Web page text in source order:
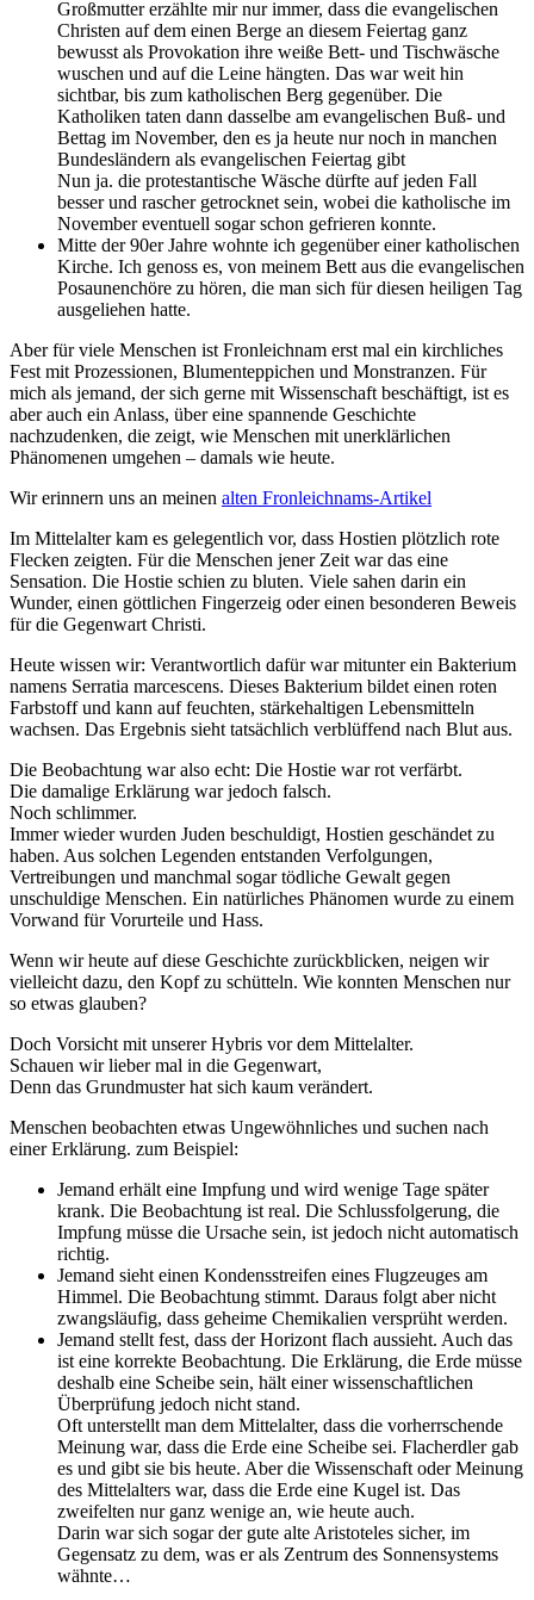
Großmutter erzählte mir nur immer, dass die evangelischen
Christen auf dem einen Berge an diesem Feiertag ganz
bewusst als Provokation ihre weiße Bett- und Tischwäsche
wuschen und auf die Leine hängten. Das war weit hin
sichtbar, bis zum katholischen Berg gegenüber. Die
Katholiken taten dann dasselbe am evangelischen Buß- und
Bettag im November, den es ja heute nur noch in manchen
Bundesländern als evangelischen Feiertag gibt
Nun ja. die protestantische Wäsche dürfte auf jeden Fall
besser und rascher getrocknet sein, wobei die katholische im
November eventuell sogar schon gefrieren konnte.
Mitte der 90er Jahre wohnte ich gegenüber einer katholischen
Kirche. Ich genoss es, von meinem Bett aus die evangelischen
Posaunenchöre zu hören, die man sich für diesen heiligen Tag
ausgeliehen hatte.
Aber für viele Menschen ist Fronleichnam erst mal ein kirchliches
Fest mit Prozessionen, Blumenteppichen und Monstranzen. Für
mich als jemand, der sich gerne mit Wissenschaft beschäftigt, ist es
aber auch ein Anlass, über eine spannende Geschichte
nachzudenken, die zeigt, wie Menschen mit unerklärlichen
Phänomenen umgehen – damals wie heute.
Wir erinnern uns an meinen alten Fronleichnams-Artikel
Im Mittelalter kam es gelegentlich vor, dass Hostien plötzlich rote
Flecken zeigten. Für die Menschen jener Zeit war das eine
Sensation. Die Hostie schien zu bluten. Viele sahen darin ein
Wunder, einen göttlichen Fingerzeig oder einen besonderen Beweis
für die Gegenwart Christi.
Heute wissen wir: Verantwortlich dafür war mitunter ein Bakterium
namens Serratia marcescens. Dieses Bakterium bildet einen roten
Farbstoff und kann auf feuchten, stärkehaltigen Lebensmitteln
wachsen. Das Ergebnis sieht tatsächlich verblüffend nach Blut aus.
Die Beobachtung war also echt: Die Hostie war rot verfärbt.
Die damalige Erklärung war jedoch falsch.
Noch schlimmer.
Immer wieder wurden Juden beschuldigt, Hostien geschändet zu
haben. Aus solchen Legenden entstanden Verfolgungen,
Vertreibungen und manchmal sogar tödliche Gewalt gegen
unschuldige Menschen. Ein natürliches Phänomen wurde zu einem
Vorwand für Vorurteile und Hass.
Wenn wir heute auf diese Geschichte zurückblicken, neigen wir
vielleicht dazu, den Kopf zu schütteln. Wie konnten Menschen nur
so etwas glauben?
Doch Vorsicht mit unserer Hybris vor dem Mittelalter.
Schauen wir lieber mal in die Gegenwart,
Denn das Grundmuster hat sich kaum verändert.
Menschen beobachten etwas Ungewöhnliches und suchen nach
einer Erklärung. zum Beispiel:
Jemand erhält eine Impfung und wird wenige Tage später
krank. Die Beobachtung ist real. Die Schlussfolgerung, die
Impfung müsse die Ursache sein, ist jedoch nicht automatisch
richtig.
Jemand sieht einen Kondensstreifen eines Flugzeuges am
Himmel. Die Beobachtung stimmt. Daraus folgt aber nicht
zwangsläufig, dass geheime Chemikalien versprüht werden.
Jemand stellt fest, dass der Horizont flach aussieht. Auch das
ist eine korrekte Beobachtung. Die Erklärung, die Erde müsse
deshalb eine Scheibe sein, hält einer wissenschaftlichen
Überprüfung jedoch nicht stand.
Oft unterstellt man dem Mittelalter, dass die vorherrschende
Meinung war, dass die Erde eine Scheibe sei. Flacherdler gab
es und gibt sie bis heute. Aber die Wissenschaft oder Meinung
des Mittelalters war, dass die Erde eine Kugel ist. Das
zweifelten nur ganz wenige an, wie heute auch.
Darin war sich sogar der gute alte Aristoteles sicher, im
Gegensatz zu dem, was er als Zentrum des Sonnensystems
wähnte…